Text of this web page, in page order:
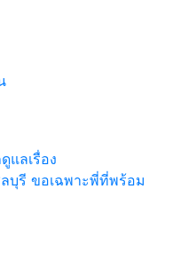
ลเรื่อง
บุรี ขอเฉพาะพี่ที่พร้อม